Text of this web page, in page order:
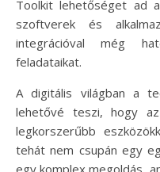
Toolkit lehetőséget ad
szoftverek és
integrációval még
feladataikat.
A digitális világban a
lehetővé teszi, hogy
legkorszerűbb
tehát nem csupán egy
egy komplex megoldás,